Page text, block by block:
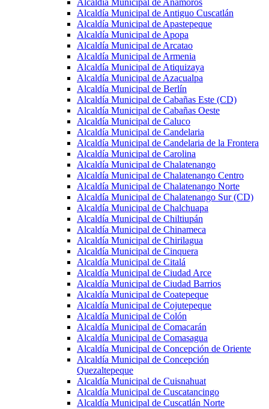
Alcaldía Municipal de Anamorós
Alcaldía Municipal de Antiguo Cuscatlán
Alcaldía Municipal de Apastepeque
Alcaldía Municipal de Apopa
Alcaldía Municipal de Arcatao
Alcaldía Municipal de Armenia
Alcaldía Municipal de Atiquizaya
Alcaldía Municipal de Azacualpa
Alcaldía Municipal de Berlín
Alcaldía Municipal de Cabañas Este (CD)
Alcaldía Municipal de Cabañas Oeste
Alcaldía Municipal de Caluco
Alcaldía Municipal de Candelaria
Alcaldía Municipal de Candelaria de la Frontera
Alcaldía Municipal de Carolina
Alcaldía Municipal de Chalatenango
Alcaldía Municipal de Chalatenango Centro
Alcaldía Municipal de Chalatenango Norte
Alcaldía Municipal de Chalatenango Sur (CD)
Alcaldía Municipal de Chalchuapa
Alcaldía Municipal de Chiltiupán
Alcaldía Municipal de Chinameca
Alcaldía Municipal de Chirilagua
Alcaldía Municipal de Cinquera
Alcaldía Municipal de Citalá
Alcaldía Municipal de Ciudad Arce
Alcaldía Municipal de Ciudad Barrios
Alcaldía Municipal de Coatepeque
Alcaldía Municipal de Cojutepeque
Alcaldía Municipal de Colón
Alcaldía Municipal de Comacarán
Alcaldía Municipal de Comasagua
Alcaldía Municipal de Concepción de Oriente
Alcaldía Municipal de Concepción
Quezaltepeque
Alcaldía Municipal de Cuisnahuat
Alcaldía Municipal de Cuscatancingo
Alcaldía Municipal de Cuscatlán Norte